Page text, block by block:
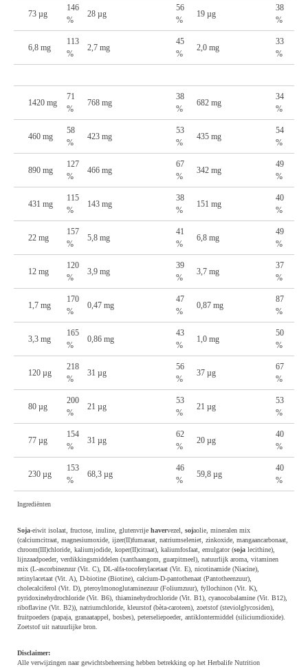
73 µg
146
%
28 µg
56
%
19 µg
38
%
6,8 mg
113
%
2,7 mg
45
%
2,0 mg
33
%
1420 mg
71
%
768 mg
38
%
682 mg
34
%
460 mg
58
%
423 mg
53
%
435 mg
54
%
890 mg
127
%
466 mg
67
%
342 mg
49
%
431 mg
115
%
143 mg
38
%
151 mg
40
%
22 mg
157
%
5,8 mg
41
%
6,8 mg
49
%
12 mg
120
%
3,9 mg
39
%
3,7 mg
37
%
1,7 mg
170
%
0,47 mg
47
%
0,87 mg
87
%
3,3 mg
165
%
0,86 mg
43
%
1,0 mg
50
%
120 µg
218
%
31 µg
56
%
37 µg
67
%
80 µg
200
%
21 µg
53
%
21 µg
53
%
77 µg
154
%
31 µg
62
%
20 µg
40
%
230 µg
153
%
68,3 µg
46
%
59,8 µg
40
%
Ingrediënten
Soja-eiwit isolaat, fructose, inuline, glutenvrije havervezel, sojaolie, mineralen mix
(calciumcitraat, magnesiumoxide, ijzer(II)fumaraat, natriumseleniet, zinkoxide, mangaancarbonaat,
chroom(III)chloride, kaliumjodide, koper(II)citraat), kaliumfosfaat, emulgator (soja lecithine),
lijnzaadpoeder, verdikkingsmiddelen (xanthaangom, guarpitmeel), natuurlijk aroma, vitaminen
mix (L-ascorbinezuur (Vit. C), DL-alfa-tocoferylacetaat (Vit. E), nicotinamide (Niacine),
retinylacetaat (Vit. A), D-biotine (Biotine), calcium-D-pantothenaat (Pantotheenzuur),
cholecalciferol (Vit. D), pteroylmonoglutaminezuur (Foliumzuur), fyllochinon (Vit. K),
pyridoxinehydrochloride (Vit. B6), thiaminehydrochloride (Vit. B1), cyanocobalamine (Vit. B12),
riboflavine (Vit. B2)), natriumchloride, kleurstof (bèta-caroteen), zoetstof (steviolglycosiden),
fruitpoeders (papaja, granaatappel, bosbes), peterseliepoeder, antiklontermiddel (siliciumdioxide).
Zoetstof uit natuurlijke bron.
Disclaimer:
Alle verwijzingen naar gewichtsbeheersing hebben betrekking op het Herbalife Nutrition